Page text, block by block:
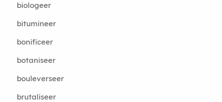
biologeer
bitumineer
bonificeer
botaniseer
bouleverseer
brutaliseer